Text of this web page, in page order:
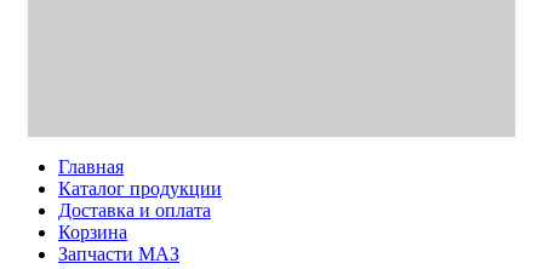
Главная
Каталог продукции
Доставка и оплата
Корзина
Запчасти МАЗ